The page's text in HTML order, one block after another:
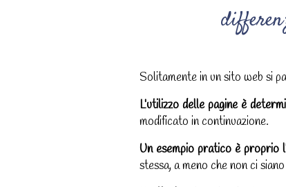
Solitamente in un sito web si
L’utilizzo delle pagine è
modificato in continuazione.
Un esempio pratico è proprio
stessa, a meno che non ci